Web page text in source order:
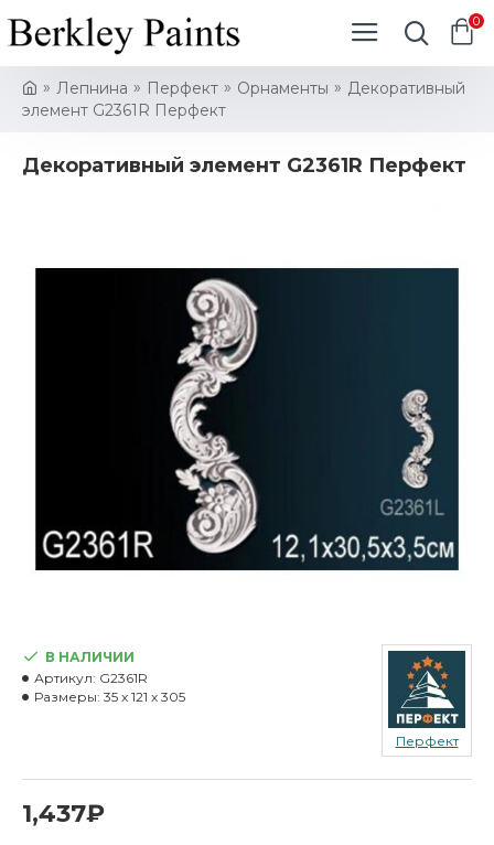
0
Лепнина Перфект Орнаменты
Декоративный
элемент G2361R Перфект
Декоративный элемент G2361R Перфект
1,437₽
В НАЛИЧИИ
Артикул: G2361R
Размеры: 35 x 121 x 305
Перфект